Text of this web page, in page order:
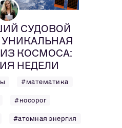
СУДОВОЙ
УНИКАЛЬНАЯ
КОСМОСА:
НЕДЕЛИ
#математика
#носорог
#атомная энергия